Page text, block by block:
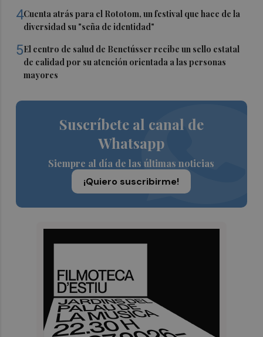
4Cuenta atrás para el Rototom, un festival que hace de la
diversidad su "seña de identidad"
5El centro de salud de Benetússer recibe un sello estatal
de calidad por su atención orientada a las personas
mayores
Suscríbete al canal de
Whatsapp
Siempre al día de las últimas noticias
¡Quiero suscribirme!